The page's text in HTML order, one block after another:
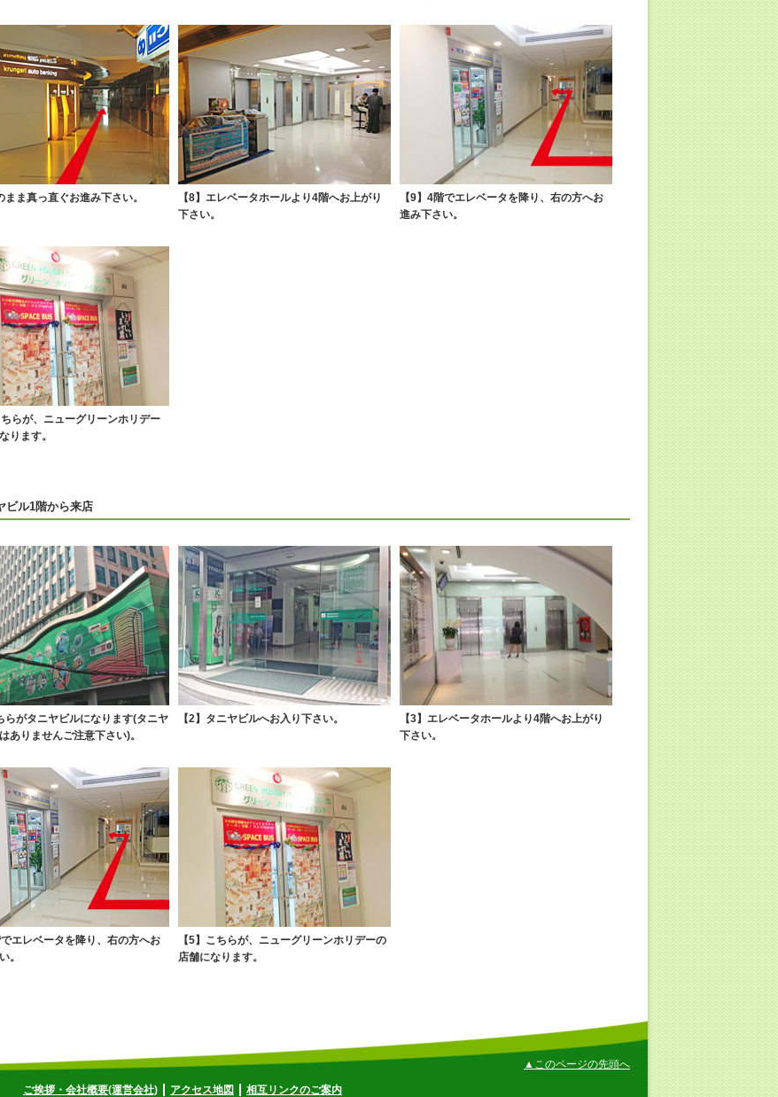
まま真っ直ぐお進み下さい。
【8】エレベータホールより4階へお上がり
下さい。
【9】4階でエレベータを降り、右の方へお
進み下さい。
ちらが、ニューグリーンホリデー
ります。
ビル1階から来店
らがタニヤビルになります(タニヤ
ありませんご注意下さい)。
【2】タニヤビルへお入り下さい。
【3】エレベータホールより4階へお上がり
下さい。
でエレベータを降り、右の方へお
。
【5】こちらが、ニューグリーンホリデーの
店舗になります。
▲このページの先頭へ
ご挨拶・会社概要(運営会社) アクセス地図 相互リンクのご案内